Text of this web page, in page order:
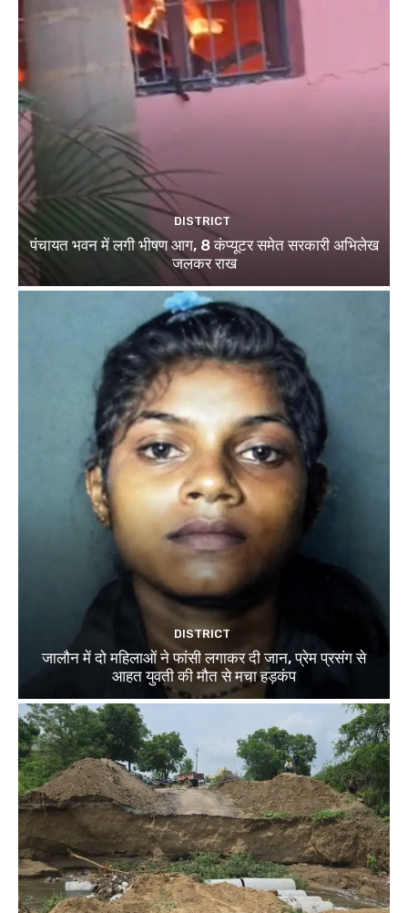
DISTRICT
पंचायत भवन में लगी भीषण आग, 8 कंप्यूटर समेत सरकारी अभिलेख
जलकर राख
DISTRICT
जालौन में दो महिलाओं ने फांसी लगाकर दी जान, प्रेम प्रसंग से
आहत युवती की मौत से मचा हड़कंप